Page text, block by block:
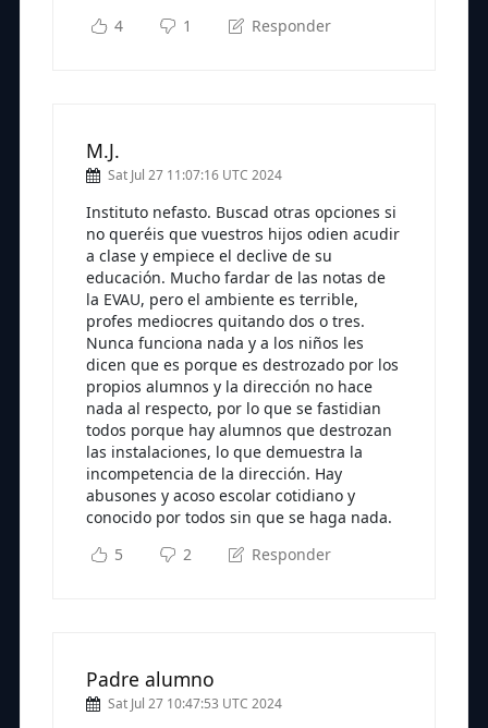
4
1 Responder
M.J.
Sat Jul 27 11:07:16 UTC 2024
Instituto nefasto. Buscad otras opciones si
no queréis que vuestros hijos odien acudir
a clase y empiece el declive de su
educación. Mucho fardar de las notas de
la EVAU, pero el ambiente es terrible,
profes mediocres quitando dos o tres.
Nunca funciona nada y a los niños les
dicen que es porque es destrozado por los
propios alumnos y la dirección no hace
nada al respecto, por lo que se fastidian
todos porque hay alumnos que destrozan
las instalaciones, lo que demuestra la
incompetencia de la dirección. Hay
abusones y acoso escolar cotidiano y
conocido por todos sin que se haga nada.
5
2 Responder
Padre alumno
Sat Jul 27 10:47:53 UTC 2024